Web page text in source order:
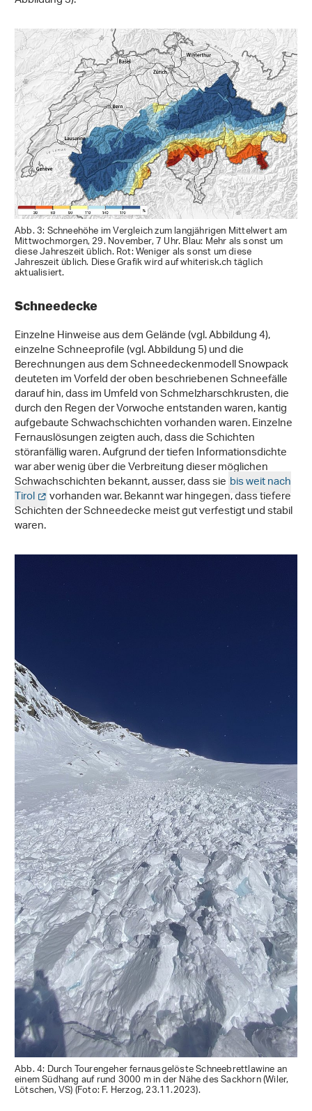
Abb. 3: Schneehöhe im Vergleich zum langjährigen Mittelwert am
Mittwochmorgen, 29. November, 7 Uhr. Blau: Mehr als sonst um
diese Jahreszeit üblich. Rot: Weniger als sonst um diese
Jahreszeit üblich. Diese Grafik wird auf whiterisk.ch täglich
aktualisiert.
Schneedecke
Einzelne Hinweise aus dem Gelände (vgl. Abbildung 4),
einzelne Schneeprofile (vgl. Abbildung 5) und die
Berechnungen aus dem Schneedeckenmodell Snowpack
deuteten im Vorfeld der oben beschriebenen Schneefälle
darauf hin, dass im Umfeld von Schmelzharschkrusten, die
durch den Regen der Vorwoche entstanden waren, kantig
aufgebaute Schwachschichten vorhanden waren. Einzelne
Fernauslösungen zeigten auch, dass die Schichten
störanfällig waren. Aufgrund der tiefen Informationsdichte
war aber wenig über die Verbreitung dieser möglichen
Schwachschichten bekannt, ausser, dass sie bis weit nach
Tirol vorhanden war. Bekannt war hingegen, dass tiefere
Schichten der Schneedecke meist gut verfestigt und stabil
waren.
Abb. 4: Durch Tourengeher fernausgelöste Schneebrettlawine an
einem Südhang auf rund 3000 m in der Nähe des Sackhorn (Wiler,
Lötschen, VS) (Foto: F. Herzog, 23.11.2023).